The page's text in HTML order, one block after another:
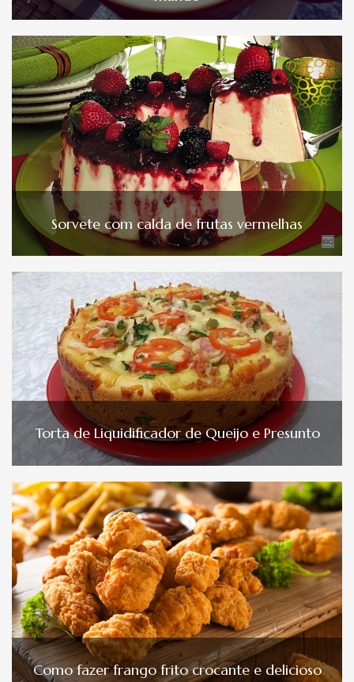
Sorvete com calda de frutas vermelhas
Torta de Liquidificador de Queijo e Presunto
Como fazer frango frito crocante e delicioso